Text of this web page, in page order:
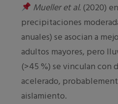
Mueller et al. (2020)
precipitaciones
anuales) se asocian a
adultos mayores, pero
(>45 %) se vinculan
acelerado,
aislamiento.